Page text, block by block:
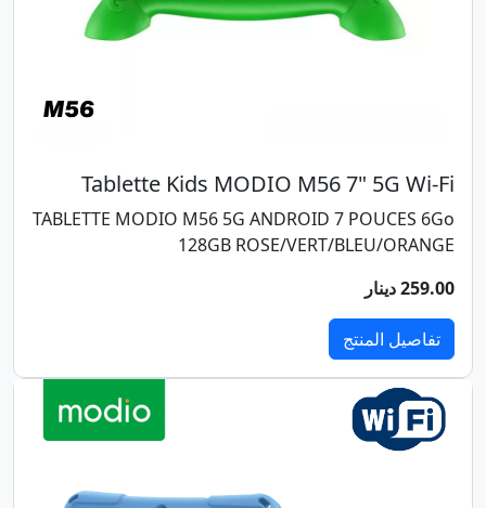
Tablette Kids MODIO M56 7" 5G Wi-Fi
TABLETTE MODIO M56 5G ANDROID 7 POUCES 6Go
128GB ROSE/VERT/BLEU/ORANGE
259.00 دينار
تفاصيل المنتج